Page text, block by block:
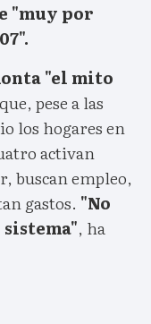
"muy por
"el mito
pese a las
los hogares en
activan
buscan empleo,
gastos. "No
, ha